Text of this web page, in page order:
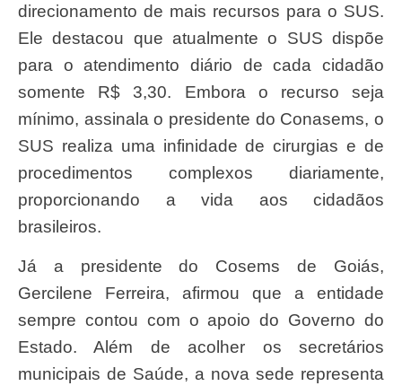
direcionamento de mais recursos para o SUS.
Ele destacou que atualmente o SUS dispõe
para o atendimento diário de cada cidadão
somente R$ 3,30. Embora o recurso seja
mínimo, assinala o presidente do Conasems, o
SUS realiza uma infinidade de cirurgias e de
procedimentos complexos diariamente,
proporcionando a vida aos cidadãos
brasileiros.
Já a presidente do Cosems de Goiás,
Gercilene Ferreira, afirmou que a entidade
sempre contou com o apoio do Governo do
Estado. Além de acolher os secretários
municipais de Saúde, a nova sede representa